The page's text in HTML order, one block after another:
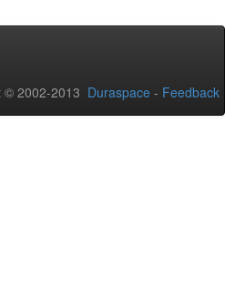
© 2002-2013 Duraspace - Feedback